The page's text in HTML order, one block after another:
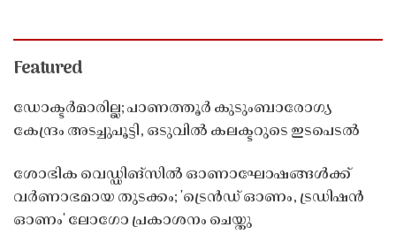
Featured
ഡോക്ടർമാരില്ല; പാണത്തൂർ കുടുംബാരോഗ്യ
കേന്ദ്രം അടച്ചുപൂട്ടി, ഒടുവിൽ കലക്ടറുടെ ഇടപെടൽ
ശോഭിക വെഡ്ഡിങ്സിൽ ഓണാഘോഷങ്ങൾക്ക്
വർണാഭമായ തുടക്കം; 'ട്രെൻഡ് ഓണം, ട്രഡിഷൻ
ഓണം' ലോഗോ പ്രകാശനം ചെയ്തു